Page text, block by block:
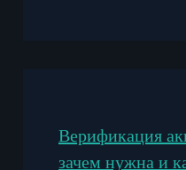
Верификация
зачем нужна и